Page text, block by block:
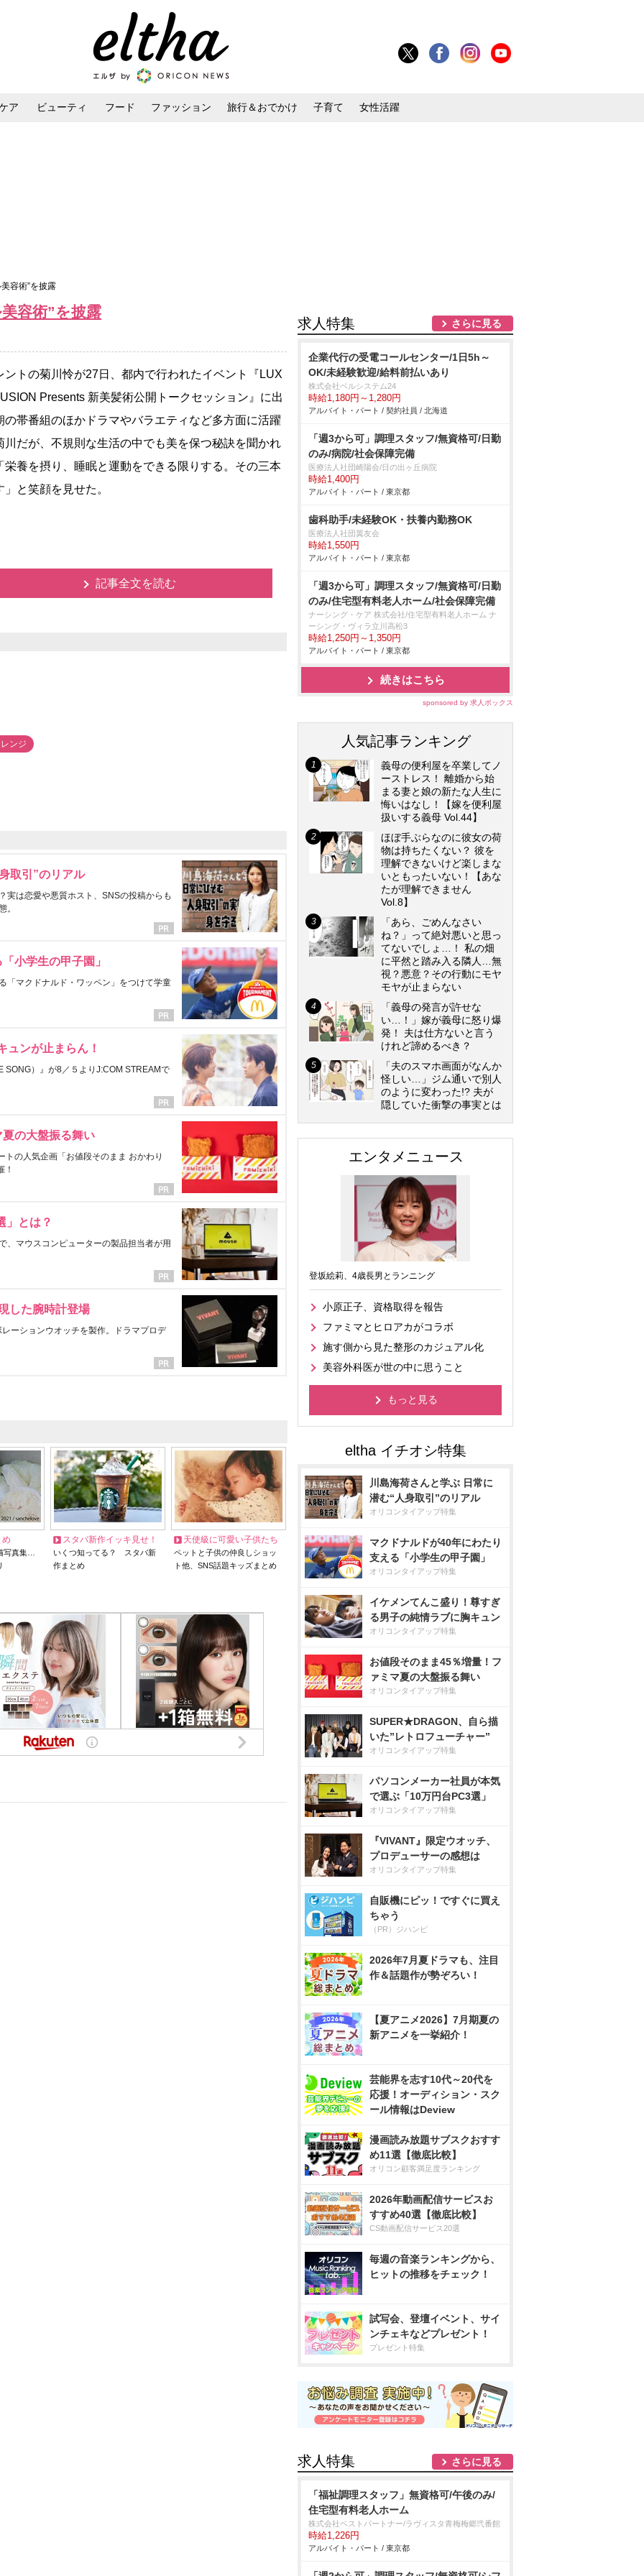
ア ビューティ フード ファッション 旅行＆おでかけ 子育て 女性活躍
容術”を披露
容術”を披露
トの菊川怜が27日、都内で行われたイベント『LUX
Presents 新美髪術公開トークセッション』に出
の帯番組のほかドラマやバラエティなど多方面に活躍
川だが、不規則な生活の中でも美を保つ秘訣を聞かれ
栄養を摂り、睡眠と運動をできる限りする。その三本
」と笑顔を見せた。
記事全文を読む
ンジ
取引”のリアル
実は恋愛や悪質ホスト、SNSの投稿からも
。
小学生の甲子園」
「マクドナルド・ワッペン」をつけて学童
ュンが止まらん！
SONG）』が8／５よりJ:COM STREAMで
の大盤振る舞い
の人気企画「お値段そのまま おかわり
！
」とは？
、マウスコンピューターの製品担当者が用
した腕時計登場
ーションウオッチを製作。ドラマプロデ
め
写真集…
スタバ新作イッキ見せ！
いくつ知ってる？ スタバ新
作まとめ
天使級に可愛い子供たち
ペットと子供の仲良しショッ
ト他、SNS話題キッズまとめ
求人特集 さらに見る
企業代行の受電コールセンター/1日5h～
OK/未経験歓迎/給料前払いあり
株式会社ベルシステム24
時給1,180円～1,280円
アルバイト・パート / 契約社員 / 北海道
「週3から可」調理スタッフ/無資格可/日勤
のみ/病院/社会保障完備
医療法人社団崎陽会/日の出ヶ丘病院
時給1,400円
アルバイト・パート / 東京都
歯科助手/未経験OK・扶養内勤務OK
医療法人社団翼友会
時給1,550円
アルバイト・パート / 東京都
「週3から可」調理スタッフ/無資格可/日勤
のみ/住宅型有料老人ホーム/社会保障完備
ナーシング・ケア 株式会社/住宅型有料老人ホーム ナ
ーシング・ヴィラ立川高松3
時給1,250円～1,350円
アルバイト・パート / 東京都
続きはこちら
sponsored by 求人ボックス
人気記事ランキング
義母の便利屋を卒業してノ
ーストレス！ 離婚から始
まる妻と娘の新たな人生に
悔いはなし！【嫁を便利屋
扱いする義母 Vol.44】
ほぼ手ぶらなのに彼女の荷
物は持ちたくない？ 彼を
理解できないけど楽しまな
いともったいない！【あな
たが理解できません
Vol.8】
「あら、ごめんなさい
ね？」って絶対悪いと思っ
てないでしょ…！ 私の畑
に平然と踏み入る隣人…無
視？悪意？その行動にモヤ
モヤが止まらない
「義母の発言が許せな
い…！」嫁が義母に怒り爆
発！ 夫は仕方ないと言う
けれど諦めるべき？
「夫のスマホ画面がなんか
怪しい…」ジム通いで別人
のように変わった!? 夫が
隠していた衝撃の事実とは
エンタメニュース
登坂絵莉、4歳長男とランニング
小原正子、資格取得を報告
ファミマとヒロアカがコラボ
施す側から見た整形のカジュアル化
美容外科医が世の中に思うこと
もっと見る
川島海荷さんと学ぶ 日常に
潜む“人身取引”のリアル
オリコンタイアップ特集
マクドナルドが40年にわたり
支える「小学生の甲子園」
オリコンタイアップ特集
イケメンてんこ盛り！尊すぎ
る男子の純情ラブに胸キュン
オリコンタイアップ特集
お値段そのまま45％増量！フ
ァミマ夏の大盤振る舞い
オリコンタイアップ特集
SUPER★DRAGON、自ら描
いた”レトロフューチャー”
オリコンタイアップ特集
パソコンメーカー社員が本気
で選ぶ「10万円台PC3選」
オリコンタイアップ特集
『VIVANT』限定ウオッチ、
プロデューサーの感想は
オリコンタイアップ特集
自販機にピッ！ですぐに買え
ちゃう
（PR）ジハンピ
2026年7月夏ドラマも、注目
作＆話題作が勢ぞろい！
【夏アニメ2026】7月期夏の
新アニメを一挙紹介！
芸能界を志す10代～20代を
応援！オーディション・スク
ール情報はDeview
漫画読み放題サブスクおすす
め11選【徹底比較】
オリコン顧客満足度ランキング
2026年動画配信サービスお
すすめ40選【徹底比較】
CS動画配信サービス20選
毎週の音楽ランキングから、
ヒットの推移をチェック！
試写会、登壇イベント、サイ
ンチェキなどプレゼント！
プレゼント特集
求人特集 さらに見る
「福祉調理スタッフ」無資格可/午後のみ/
住宅型有料老人ホーム
株式会社ベストパートナー/ラヴィスタ青梅梅郷弐番館
時給1,226円
アルバイト・パート / 東京都